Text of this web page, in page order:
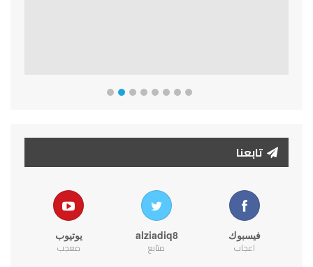
تابعنا
فيسبوك
اعجاب
alziadiq8
متابع
يوتيوب
معجب